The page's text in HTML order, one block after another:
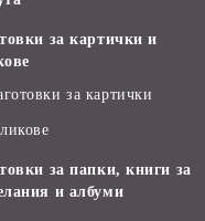
за картички и
за картички
за папки, книги за
и албуми